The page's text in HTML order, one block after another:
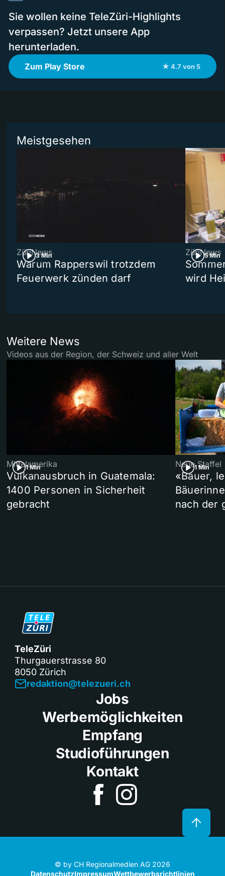
Sie wollen keine TeleZüri-Highlights
verpassen? Jetzt unsere App
herunterladen.
Zum Play Store ★ 4.7 von 5
Meistgesehen
3 Min
ZüriNews
Warum Rapperswil trotzdem
Feuerwerk zünden darf
5 Min
ZüriNews
wird
Weitere News
Videos aus der Region, der Schweiz und aller Welt
1 Min
Mittelamerika
Vulkanausbruch in Guatemala:
1400 Personen in Sicherheit
gebracht
1 Min
Neue Staffel
«Bauer,
nach der
TeleZüri
Thurgauerstrasse 80
8050 Zürich
redaktion@telezueri.ch
Jobs
Werbemöglichkeiten
Empfang
Studioführungen
Kontakt
© by CH Regionalmedien AG 2026
DatenschutzImpressumWettbewerbsrichtlinien